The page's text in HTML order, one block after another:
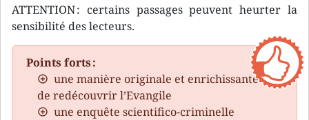
ATTENTION : certains passages peuvent heurter la
sensibilité des lecteurs.
Points forts :
une manière originale et enrichissante
de redécouvrir l’Evangile
une enquête scientifico-criminelle